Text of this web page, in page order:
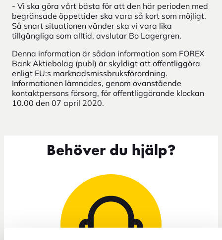
- Vi ska göra vårt bästa för att den här perioden med
begränsade öppettider ska vara så kort som möjligt.
Så snart situationen vänder ska vi vara lika
tillgängliga som alltid, avslutar Bo Lagergren.
Denna information är sådan information som FOREX
Bank Aktiebolag (publ) är skyldigt att offentliggöra
enligt EU:s marknadsmissbruksförordning.
Informationen lämnades, genom ovanstående
kontaktpersons försorg, för offentliggörande klockan
10.00 den 07 april 2020.
Behöver du hjälp?